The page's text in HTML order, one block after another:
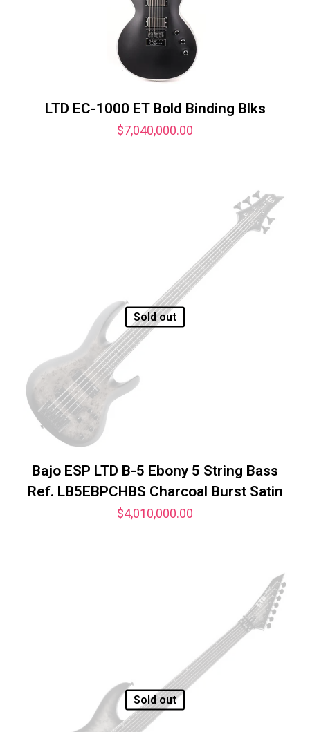
LTD EC-1000 ET Bold Binding Blks
$7,040,000.00
Sold out
Bajo ESP LTD B-5 Ebony 5 String Bass
Ref. LB5EBPCHBS Charcoal Burst Satin
$4,010,000.00
Sold out